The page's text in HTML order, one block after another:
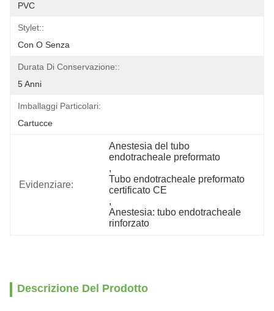
PVC
Stylet::
Con O Senza
Durata Di Conservazione::
5 Anni
Imballaggi Particolari:
Cartucce
Evidenziare:
Anestesia del tubo
endotracheale preformato
,
Tubo endotracheale preformato
certificato CE
,
Anestesia: tubo endotracheale
rinforzato
Descrizione Del Prodotto